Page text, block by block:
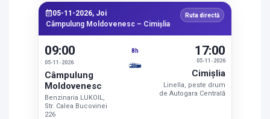
05-11-2026, Joi
Câmpulung Moldovenesc – Cimişlia
Ruta directă
09:00
05-11-2026
Câmpulung
Moldovenesc
Benzinaria LUKOIL,
Str. Calea Bucovinei
226
8h
05-11-2026
17:00
Cimişlia
Linella, peste drum
de Autogara Centrală